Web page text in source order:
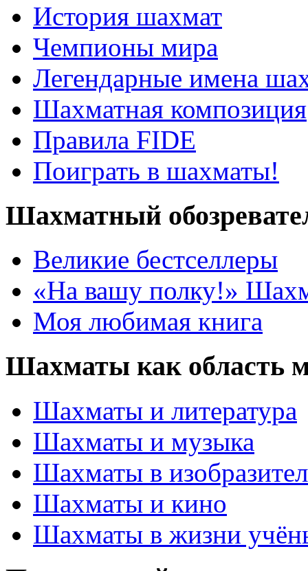
История шахмат
Чемпионы мира
Легендарные имена
Шахматная композиция
Правила FIDE
Поиграть в шахматы!
Шахматный
Великие бестселлеры
«На вашу полку!»
Моя любимая книга
Шахматы как область
Шахматы и литература
Шахматы и музыка
Шахматы в
Шахматы и кино
Шахматы в жизни